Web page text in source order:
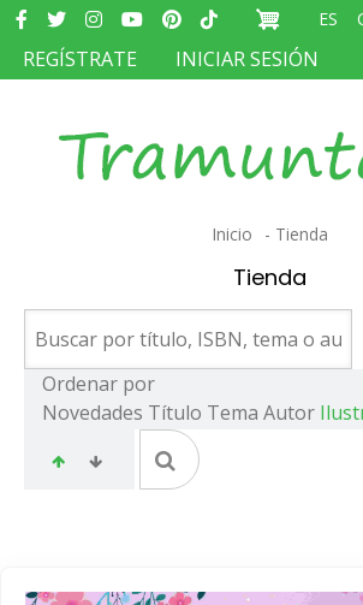
Pasar
contenido
Redes
sociales
ES
MENÚ
DEL
D'USUARI
REGÍSTRATE INICIAR SESIÓN
Sobrescribir
de
ayuda
a
la
navegación
Inicio Tienda
Tienda
Ordenar por
Novedades Título Tema Autor